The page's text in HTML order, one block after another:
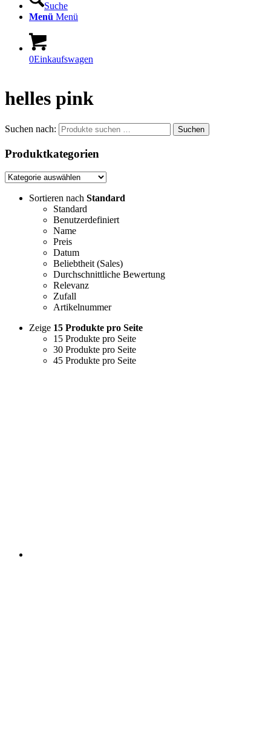
Suche
Menü Menü
0Einkaufswagen
helles pink
Sortieren nach Standard
Standard
Benutzerdefiniert
Name
Preis
Datum
Beliebtheit (Sales)
Durchschnittliche Bewertung
Relevanz
Zufall
Artikelnummer
Zeige 15 Produkte pro Seite
15 Produkte pro Seite
30 Produkte pro Seite
45 Produkte pro Seite
Suchen nach: Suchen
Produktkategorien